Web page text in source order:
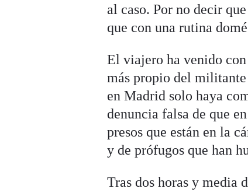
al caso. Por no decir
que con una rutina
El viajero ha venido
más propio del militante
en Madrid solo haya
denuncia falsa de que
presos que están en la
y de prófugos que han
Tras dos horas y media